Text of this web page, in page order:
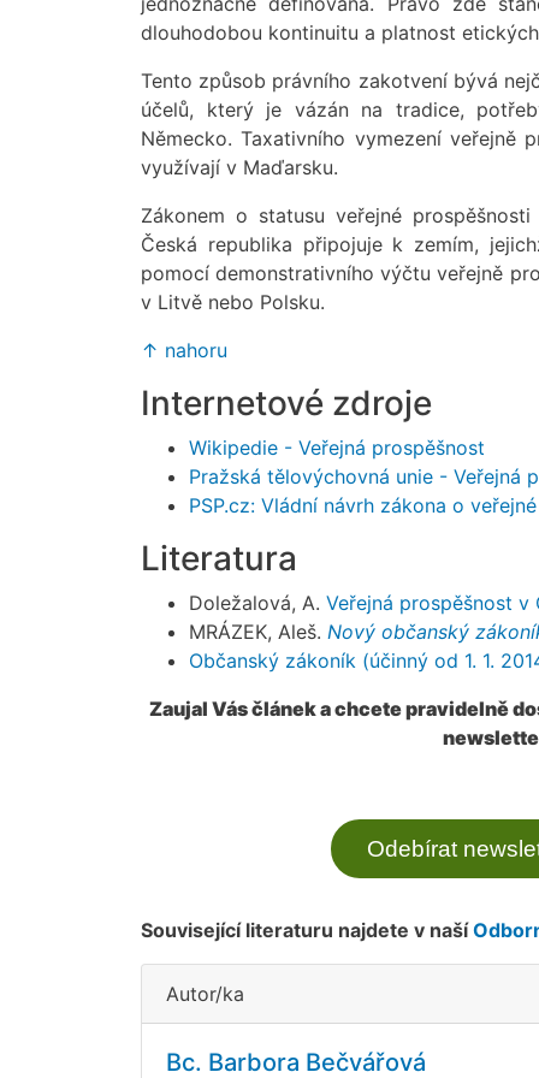
dlouhodobou kontinuitu a platnost
Tento způsob právního zakotvení bývá
účelů, který je vázán na tradice,
Německo. Taxativního vymezení veřejně
využívají v Maďarsku.
Zákonem o statusu veřejné
Česká republika připojuje k zemím,
pomocí demonstrativního výčtu veřejně
v Litvě nebo Polsku.
↑ nahoru
Internetové zdroje
Wikipedie - Veřejná prospěšnost
Pražská tělovýchovná unie - Veřejná
PSP.cz: Vládní návrh zákona o
Literatura
Doležalová, A. Veřejná prospěšnost v
MRÁZEK, Aleš. Nový občanský
Občanský zákoník (účinný od 1. 1.
Zaujal Vás článek a chcete pravidelně
Odebírat
Související literaturu najdete v naší
Autor/ka
Bc. Barbora Bečvářová